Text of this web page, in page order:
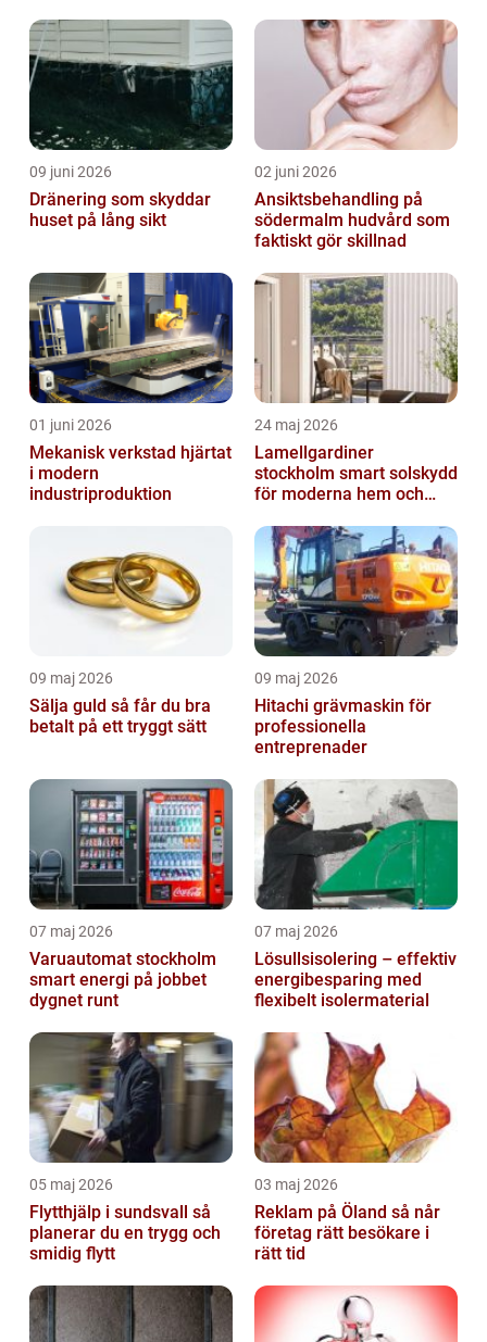
09 juni 2026
Dränering som skyddar
huset på lång sikt
02 juni 2026
Ansiktsbehandling på
södermalm hudvård som
faktiskt gör skillnad
01 juni 2026
Mekanisk verkstad hjärtat
i modern
industriproduktion
24 maj 2026
Lamellgardiner
stockholm smart solskydd
för moderna hem och
09 maj 2026
Sälja guld så får du bra
betalt på ett tryggt sätt
09 maj 2026
Hitachi grävmaskin för
professionella
entreprenader
07 maj 2026
Varuautomat stockholm
smart energi på jobbet
dygnet runt
07 maj 2026
Lösullsisolering – effektiv
energibesparing med
flexibelt isolermaterial
05 maj 2026
Flytthjälp i sundsvall så
planerar du en trygg och
smidig flytt
03 maj 2026
Reklam på Öland så når
företag rätt besökare i
rätt tid